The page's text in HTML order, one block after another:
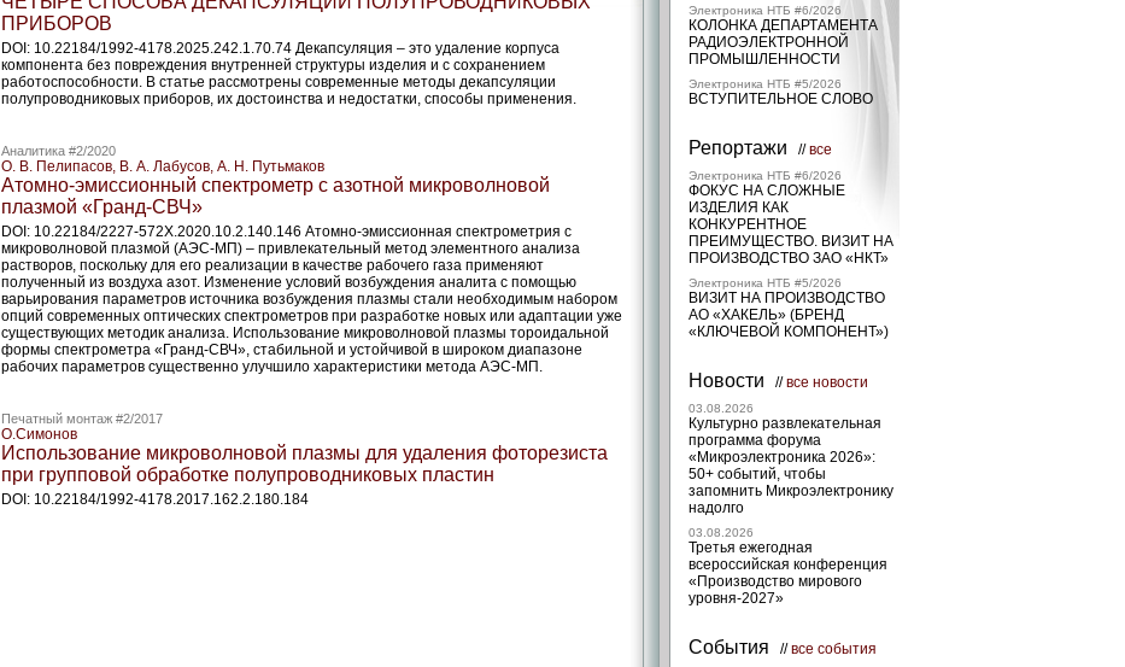
Электроника НТБ #6/2026
КОЛОНКА ДЕПАРТАМЕНТА
РАДИОЭЛЕКТРОННОЙ
ПРОМЫШЛЕННОСТИ
Электроника НТБ #5/2026
ВСТУПИТЕЛЬНОЕ СЛОВО
Репортажи //все
Электроника НТБ #6/2026
ФОКУС НА СЛОЖНЫЕ
ИЗДЕЛИЯ КАК
КОНКУРЕНТНОЕ
ПРЕИМУЩЕСТВО. ВИЗИТ НА
ПРОИЗВОДСТВО ЗАО «НКТ»
Электроника НТБ #5/2026
ВИЗИТ НА ПРОИЗВОДСТВО
АО «ХАКЕЛЬ» (БРЕНД
«КЛЮЧЕВОЙ КОМПОНЕНТ»)
Новости //все новости
03.08.2026
Культурно развлекательная
программа форума
«Микроэлектроника 2026»:
50+ событий, чтобы
запомнить Микроэлектронику
надолго
03.08.2026
Третья ежегодная
всероссийская конференция
«Производство мирового
уровня-2027»
События //все события
ПРИБОРОВ
DOI: 10.22184/1992-4178.2025.242.1.70.74 Декапсуляция – это удаление корпуса
компонента без повреждения внутренней структуры изделия и с сохранением
работоспособности. В статье рассмотрены современные методы декапсуляции
полупроводниковых приборов, их достоинства и недостатки, способы применения.
Аналитика #2/2020
О. В. Пелипасов, В. А. Лабусов, А. Н. Путьмаков
Атомно-­эмиссионный спектрометр с азотной микроволновой
плазмой «Гранд-­СВЧ»
DOI: 10.22184/2227-572X.2020.10.2.140.146 Атомно-­эмиссионная спектрометрия с
микроволновой плазмой (АЭС-МП) – привлекательный метод элементного анализа
растворов, поскольку для его реализации в качестве рабочего газа применяют
полученный из воздуха азот. Изменение условий возбуждения аналита с помощью
варьирования параметров источника возбуждения плазмы стали необходимым набором
опций современных оптических спектрометров при разработке новых или адаптации уже
существующих методик анализа. Использование микроволновой плазмы тороидальной
формы спектрометра «Гранд-­СВЧ», стабильной и устойчивой в широком диапазоне
рабочих параметров существенно улучшило характеристики метода АЭС-МП.
Печатный монтаж #2/2017
О.Симонов
Использование микроволновой плазмы для удаления фоторезиста
при групповой обработке полупроводниковых пластин
DOI: 10.22184/1992-4178.2017.162.2.180.184